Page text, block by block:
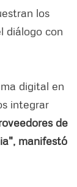
los
diálogo con
digital en
integrar
de
manifestó